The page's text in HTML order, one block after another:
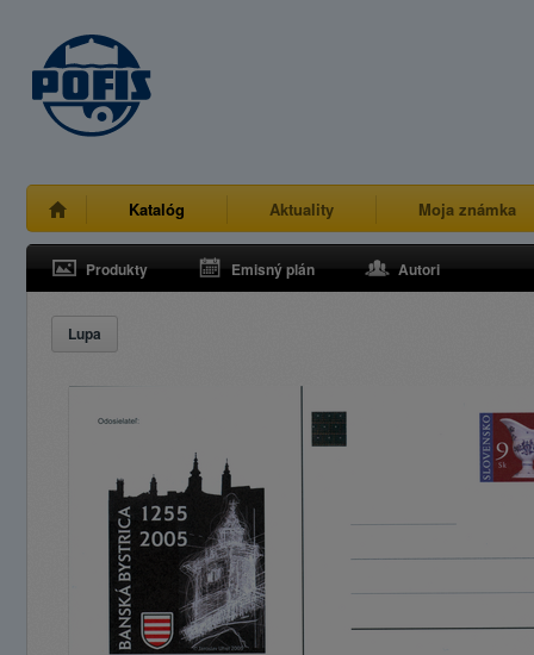
Katalóg Aktuality Moja známka
Produkty Emisný plán Autori
Lupa